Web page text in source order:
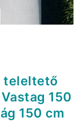
teleltető
150
150 cm